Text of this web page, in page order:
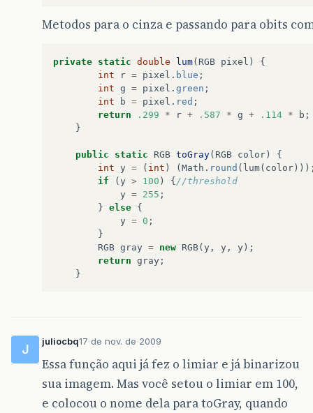
Metodos para o cinza e passando para obits
private static double lum( RGB pixel )
{
int
r = pixel . blue ;
int g = pixel . green ;
int
b = pixel . red ;
return
.299 * r + .587 * g + .114 * b ;
}
public static RGB toGray( RGB color )
{
int y = ( int ) ( Math . round ( lum( color
if
( y > 100 ) { //threshold
y = 255 ;
} else {
y = 0 ;
}
RGB gray = new RGB( y , y , y );
return gray ;
}
J
juliocbq17 de nov. de 2009
Essa função aqui já fez o limiar e já binarizou
sua imagem. Mas você setou o limiar em 100,
e colocou o nome dela para toGray, quando